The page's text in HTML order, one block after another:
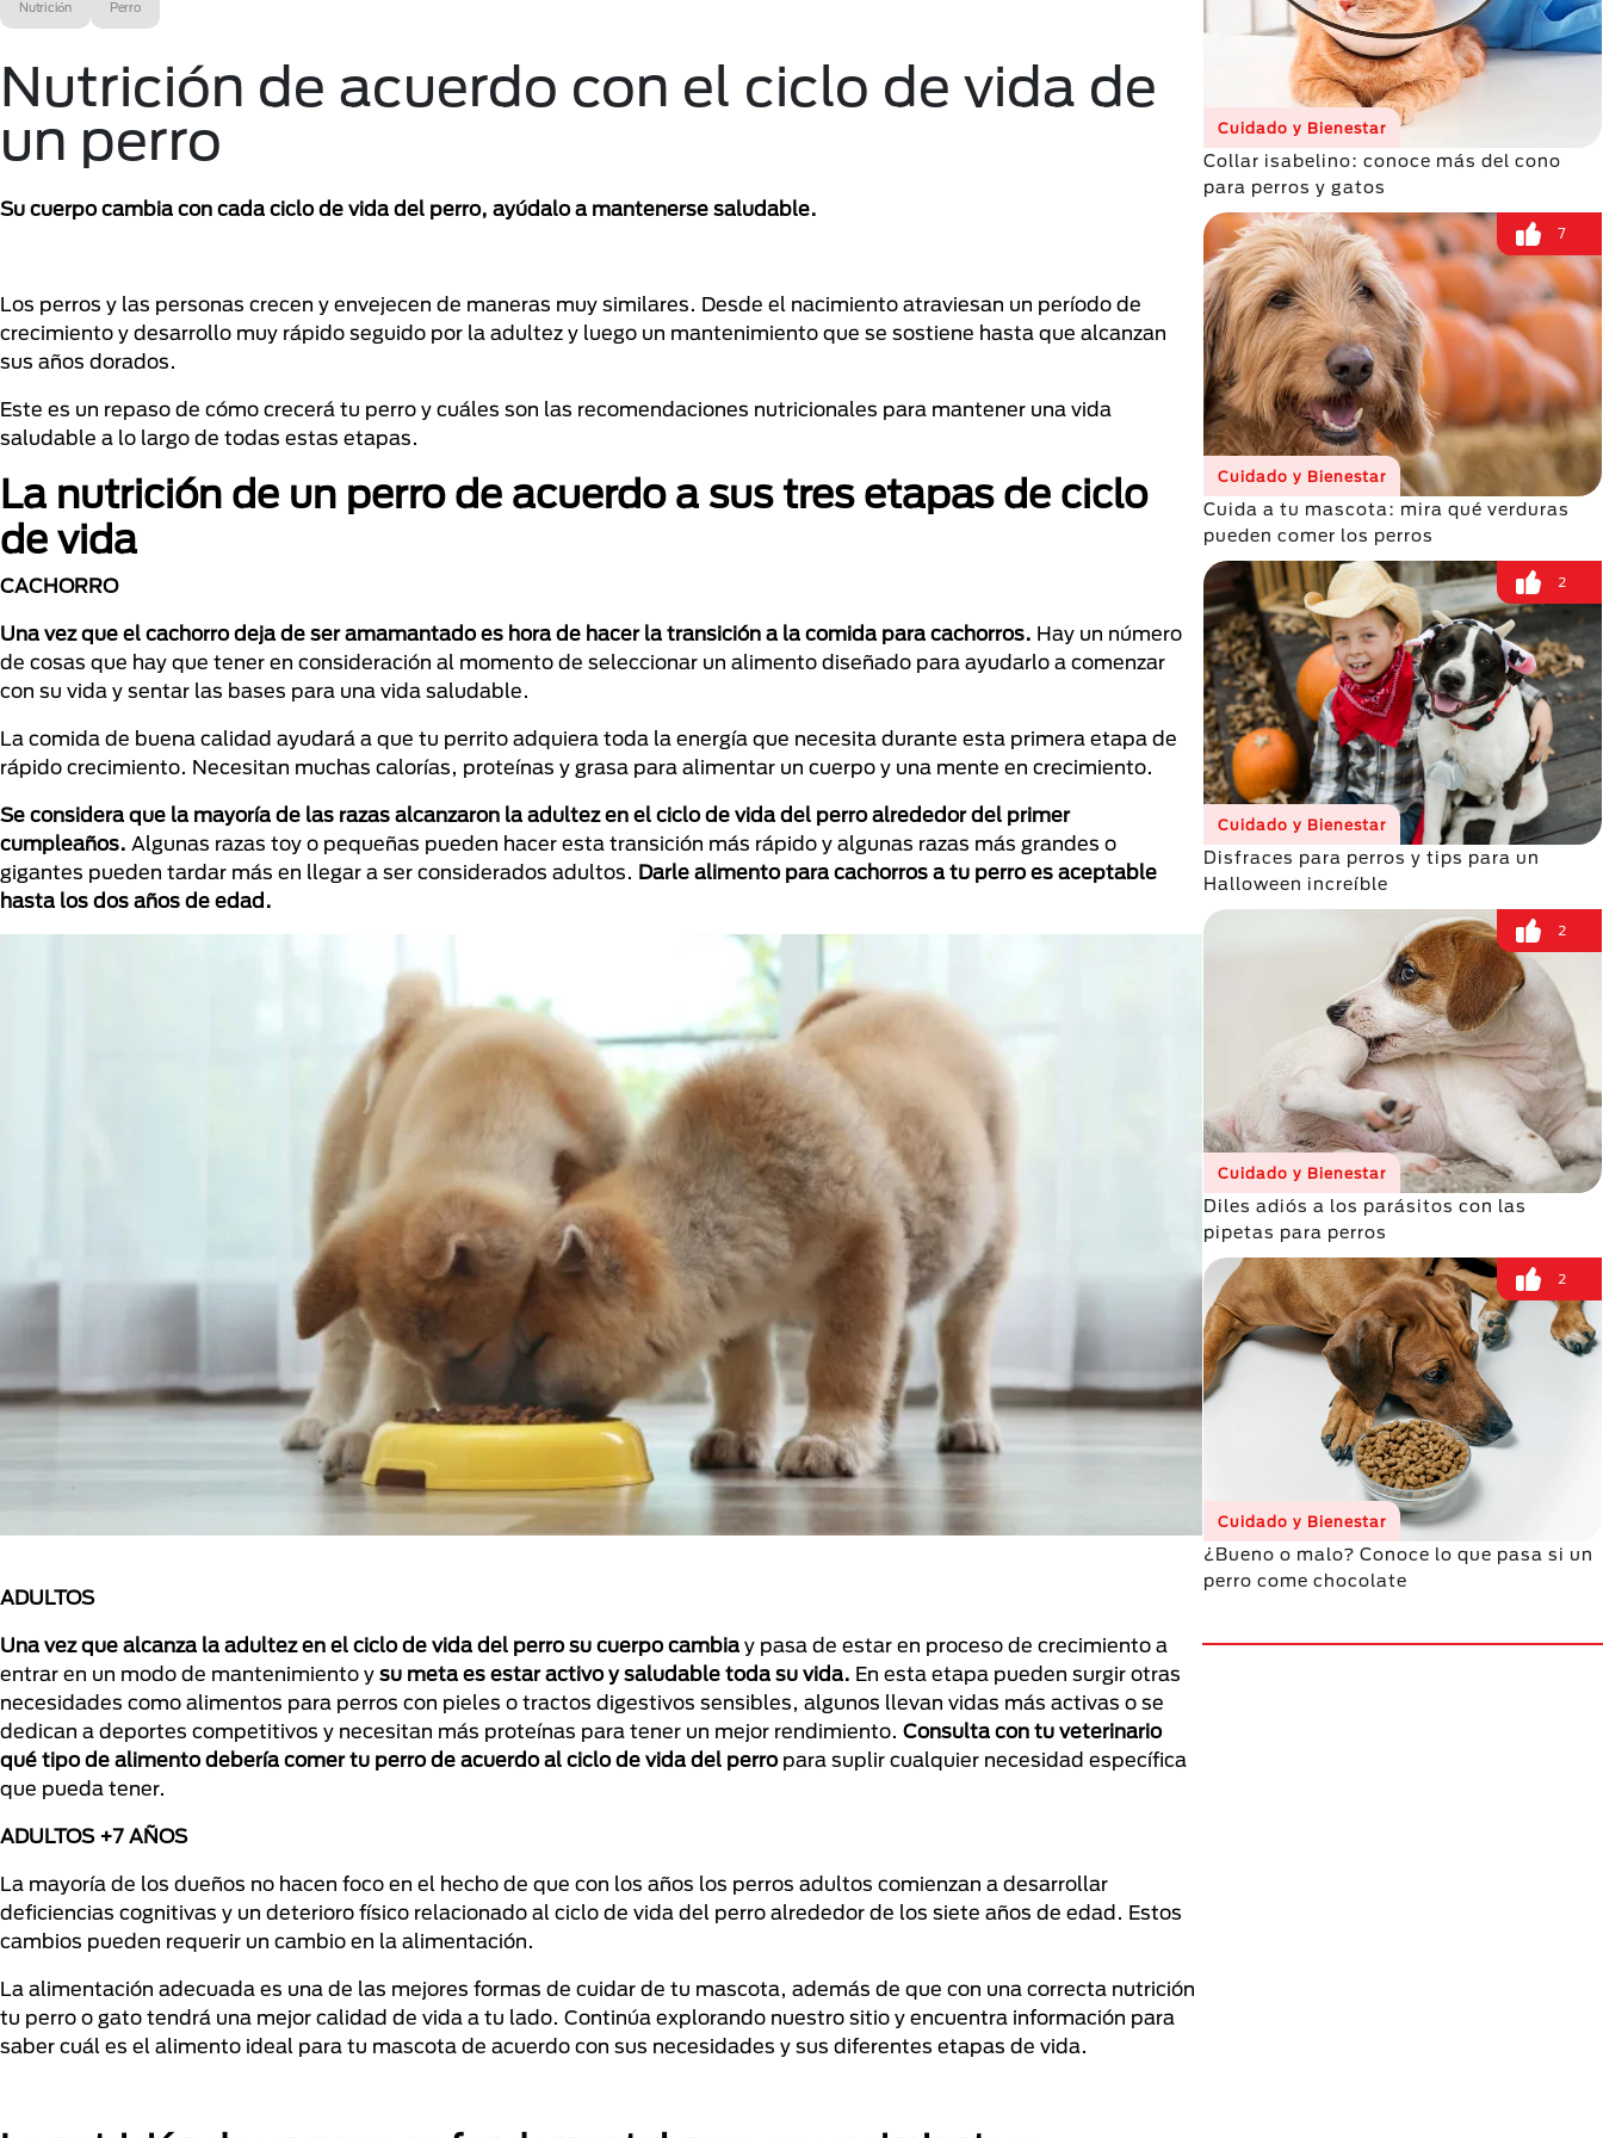
Nutrición Perro
Nutrición de acuerdo con el ciclo de vida de
un perro
Su cuerpo cambia con cada ciclo de vida del perro, ayúdalo a mantenerse saludable.
Los perros y las personas crecen y envejecen de maneras muy similares. Desde el nacimiento atraviesan un período de
crecimiento y desarrollo muy rápido seguido por la adultez y luego un mantenimiento que se sostiene hasta que alcanzan
sus años dorados.
Este es un repaso de cómo crecerá tu perro y cuáles son las recomendaciones nutricionales para mantener una vida
saludable a lo largo de todas estas etapas.
La nutrición de un perro de acuerdo a sus tres etapas de ciclo
de vida
CACHORRO
Una vez que el cachorro deja de ser amamantado es hora de hacer la transición a la comida para cachorros. Hay un número
de cosas que hay que tener en consideración al momento de seleccionar un alimento diseñado para ayudarlo a comenzar
con su vida y sentar las bases para una vida saludable.
La comida de buena calidad ayudará a que tu perrito adquiera toda la energía que necesita durante esta primera etapa de
rápido crecimiento. Necesitan muchas calorías, proteínas y grasa para alimentar un cuerpo y una mente en crecimiento.
Se considera que la mayoría de las razas alcanzaron la adultez en el ciclo de vida del perro alrededor del primer
cumpleaños. Algunas razas toy o pequeñas pueden hacer esta transición más rápido y algunas razas más grandes o
gigantes pueden tardar más en llegar a ser considerados adultos. Darle alimento para cachorros a tu perro es aceptable
hasta los dos años de edad.
ADULTOS
Una vez que alcanza la adultez en el ciclo de vida del perro su cuerpo cambia y pasa de estar en proceso de crecimiento a
entrar en un modo de mantenimiento y su meta es estar activo y saludable toda su vida. En esta etapa pueden surgir otras
necesidades como alimentos para perros con pieles o tractos digestivos sensibles, algunos llevan vidas más activas o se
dedican a deportes competitivos y necesitan más proteínas para tener un mejor rendimiento. Consulta con tu veterinario
qué tipo de alimento debería comer tu perro de acuerdo al ciclo de vida del perro para suplir cualquier necesidad específica
que pueda tener.
ADULTOS +7 AÑOS
La mayoría de los dueños no hacen foco en el hecho de que con los años los perros adultos comienzan a desarrollar
deficiencias cognitivas y un deterioro físico relacionado al ciclo de vida del perro alrededor de los siete años de edad. Estos
cambios pueden requerir un cambio en la alimentación.
La alimentación adecuada es una de las mejores formas de cuidar de tu mascota, además de que con una correcta nutrición
tu perro o gato tendrá una mejor calidad de vida a tu lado. Continúa explorando nuestro sitio y encuentra información para
saber cuál es el alimento ideal para tu mascota de acuerdo con sus necesidades y sus diferentes etapas de vida.
Cuidado y Bienestar
Collar isabelino: conoce más del cono
para perros y gatos
7
Cuidado y Bienestar
Cuida a tu mascota: mira qué verduras
pueden comer los perros
2
Cuidado y Bienestar
Disfraces para perros y tips para un
Halloween increíble
2
Cuidado y Bienestar
Diles adiós a los parásitos con las
pipetas para perros
2
Cuidado y Bienestar
¿Bueno o malo? Conoce lo que pasa si un
perro come chocolate